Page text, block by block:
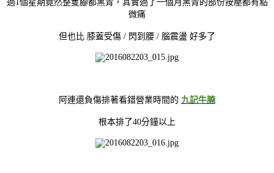
過1個星期竟然整隻腳都黑青，其實過了一個月黑青的部份按壓都有點
微痛
但也比 膝蓋受傷 / 閃到腰 / 腦震盪 好多了
阿連還負傷排著看錯營業時間的 九記牛腩
根本排了40分鐘以上